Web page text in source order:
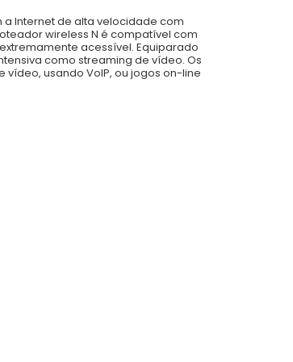
a Internet de alta velocidade com
wireless N é compatível com
acessível. Equiparado
como streaming de vídeo. Os
usando VoIP, ou jogos on-line